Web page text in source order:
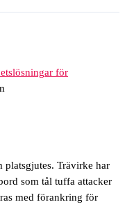
för
platsgjutes. Trävirke har
som tål tuffa attacker
med förankring för